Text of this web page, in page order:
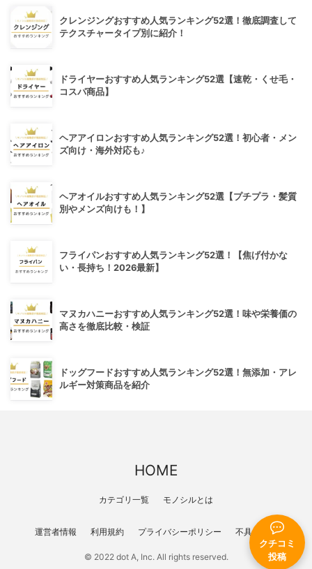
クチコミ
投稿
クレンジングおすすめ人気ランキング52選！徹底調査して
テクスチャータイプ別に紹介！
ドライヤーおすすめ人気ランキング52選【速乾・くせ毛・
コスパ商品】
ヘアアイロンおすすめ人気ランキング52選！初心者・メン
ズ向け・海外対応も♪
ヘアオイルおすすめ人気ランキング52選【プチプラ・髪質
別やメンズ向けも！】
フライパンおすすめ人気ランキング52選！【焦げ付かな
い・長持ち！2026最新】
マヌカハニーおすすめ人気ランキング52選！味や栄養価の
高さを徹底比較・検証
ドッグフードおすすめ人気ランキング52選！無添加・アレ
ルギー対策商品を紹介
HOME
カテゴリ一覧 モノシルとは
運営者情報 利用規約 プライバシーポリシー 不具合報告
© 2022 dot A, Inc. All rights reserved.